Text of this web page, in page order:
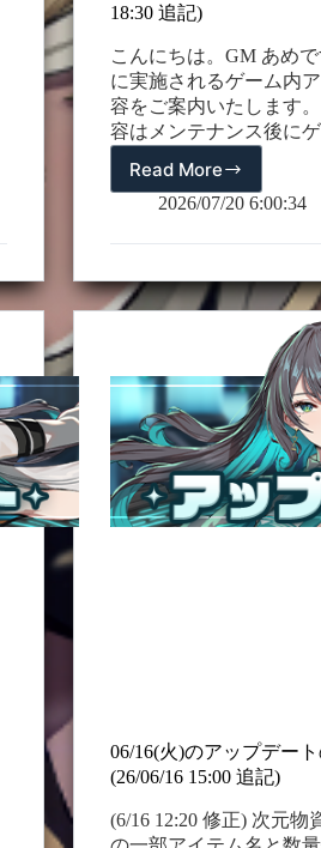
18:30 追記)
こんにちは。GM あめで
に実施されるゲーム内
容をご案内いたします
容はメンテナンス後に
さい。 *(7/21 18:30 追記
ミアムパック特典の中
ールに支給されます。
トーリー公開及び関連
人公と共に歩む仲間た
しいストーリーが追加
いチュートリアルが導
ーリー3地域をすべてク
のストーリーであるオ
が開放されるよう変更
にオリジンストーリー
ーの皆様は、引き続き
ーを進行できます。 ㄴ
Read More07/21(火)
の
ッ
デ
お
知
ら
せ
(7/21
18:30
2026/07/20 6:00:34
06/16(火)のアップデー
(26/06/16 15:00 追記)
(6/16 12:20 修正) 次元物